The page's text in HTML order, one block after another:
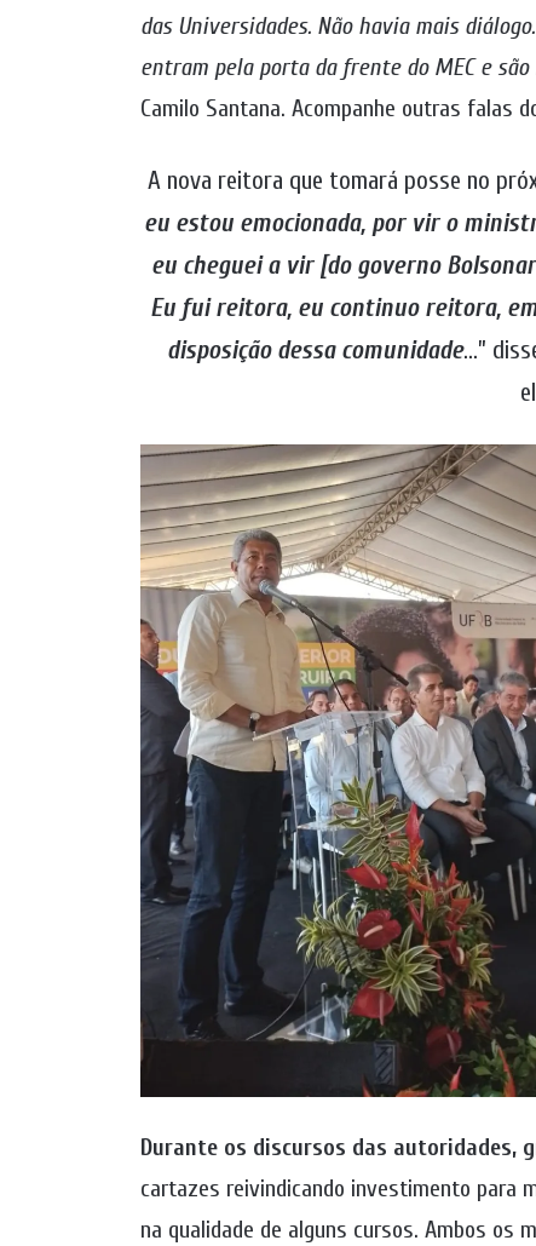
das Universidades. Não havia mais
entram pela porta da frente do MEC e
Camilo Santana. Acompanhe outras falas
A nova reitora que tomará posse no
eu estou emocionada, por vir o
eu cheguei a vir [do governo
Eu fui reitora, eu continuo reitora,
disposição dessa comunidade…”
Durante os discursos das autoridades,
cartazes reivindicando investimento para
na qualidade de alguns cursos. Ambos os